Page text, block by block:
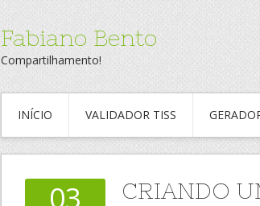
Fabiano Bento
Compartilhamento!
INÍCIO VALIDADOR TISS
03
CRIANDO